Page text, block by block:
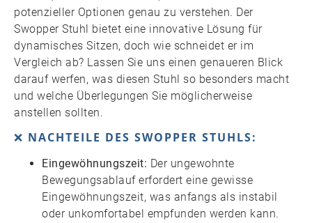
potenzieller Optionen genau zu verstehen. Der
Swopper Stuhl bietet eine innovative Lösung für
dynamisches Sitzen, doch wie schneidet er im
Vergleich ab? Lassen Sie uns einen genaueren Blick
darauf werfen, was diesen Stuhl so besonders macht
und welche Überlegungen Sie möglicherweise
anstellen sollten.
❌ NACHTEILE DES SWOPPER STUHLS:
Eingewöhnungszeit: Der ungewohnte
Bewegungsablauf erfordert eine gewisse
Eingewöhnungszeit, was anfangs als instabil
oder unkomfortabel empfunden werden kann.